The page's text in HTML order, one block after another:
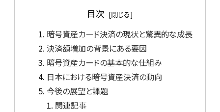
目次
暗号資産カード決済の現状と驚異的な成長
決済額増加の背景にある要因
暗号資産カードの基本的な仕組み
日本における暗号資産決済の動向
今後の展望と課題
関連記事